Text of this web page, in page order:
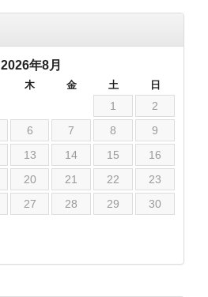
2026年8月
木 金 土 日
1
2
6 7 8
9
13 14 15
16
20 21 22
23
27 28 29
30